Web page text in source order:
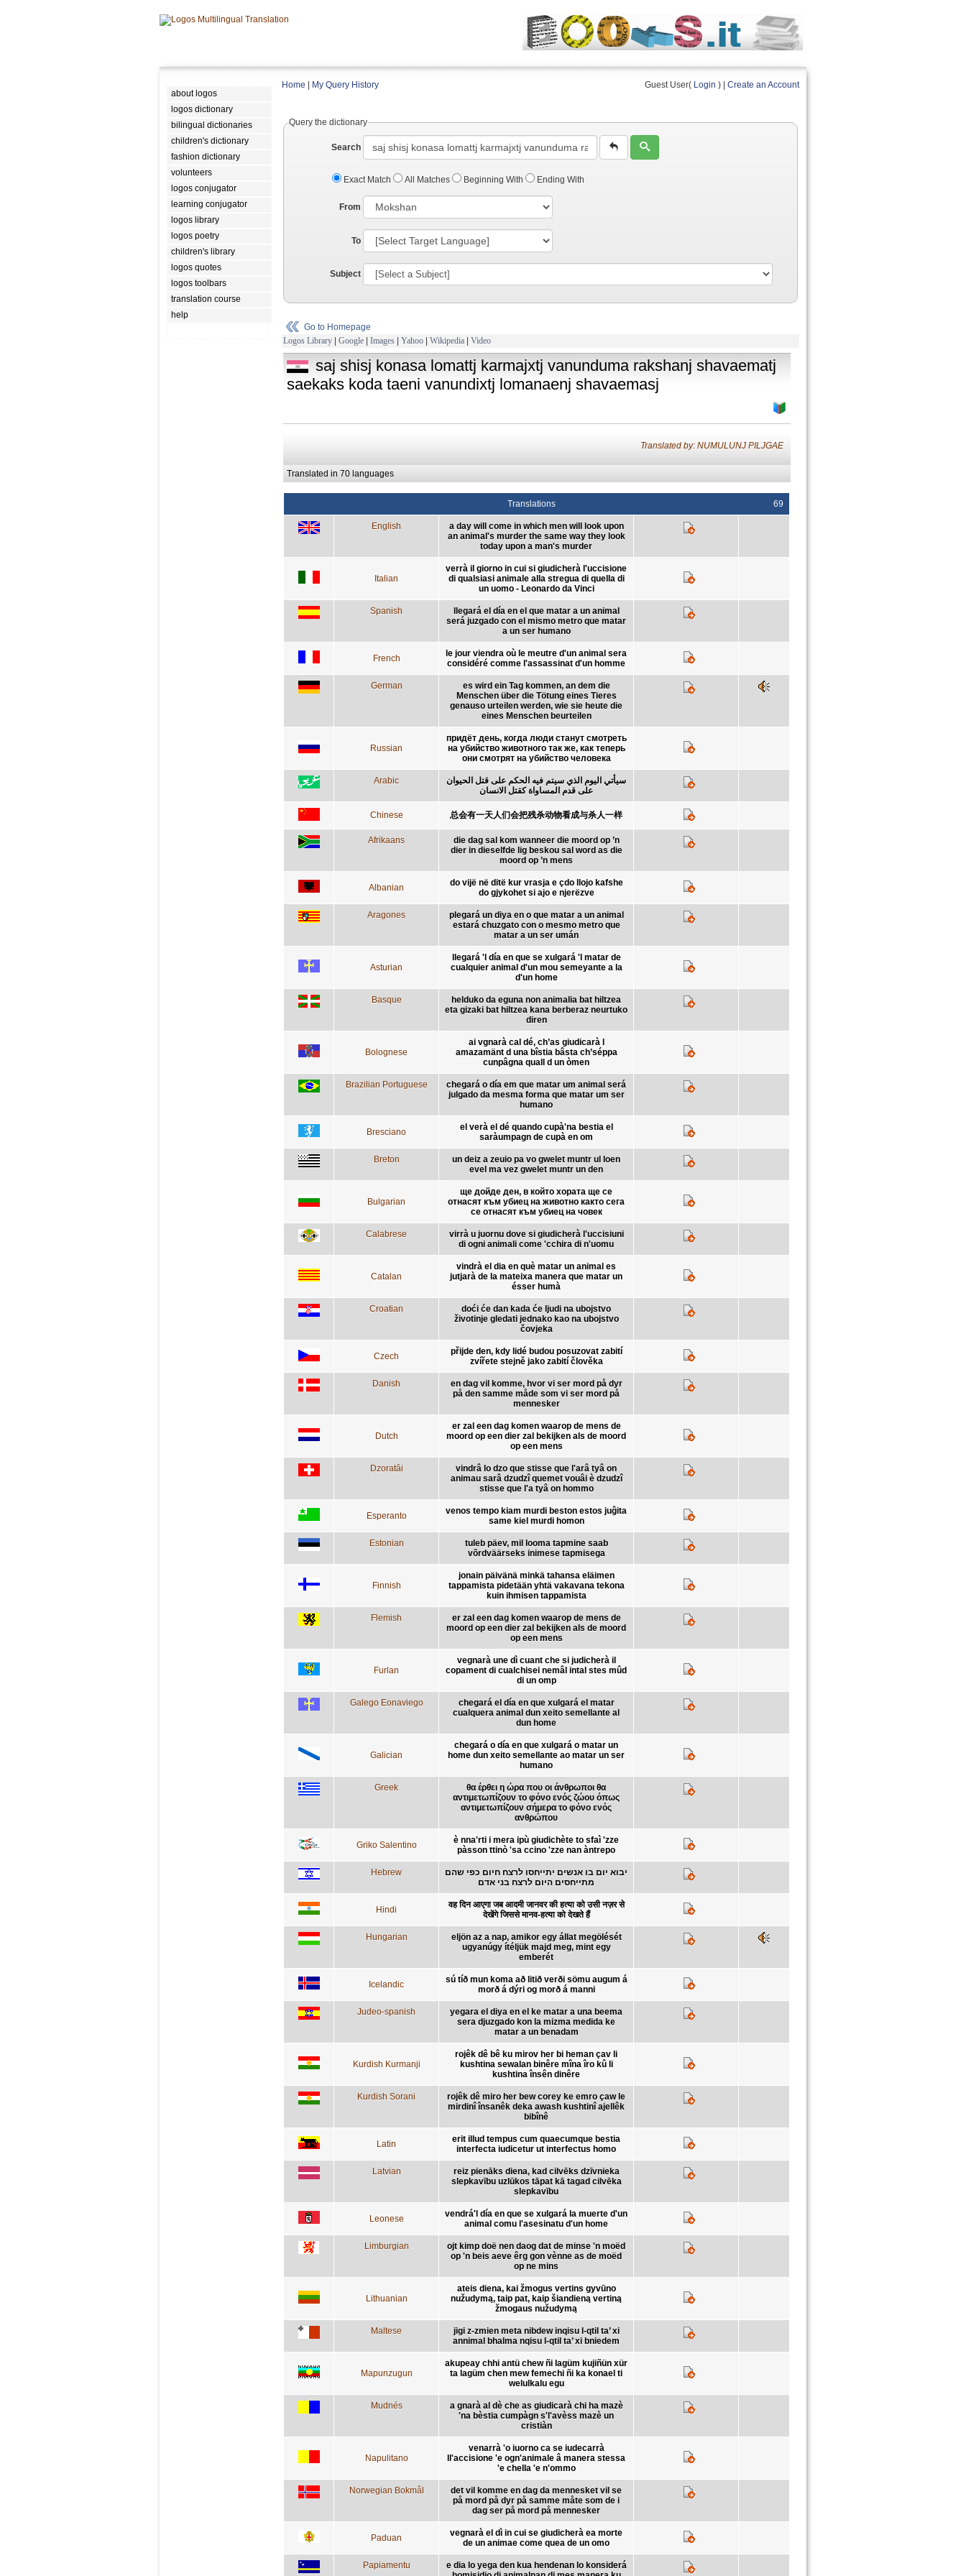
about logos
logos dictionary
bilingual dictionaries
children's dictionary
fashion dictionary
volunteers
logos conjugator
learning conjugator
logos library
logos poetry
children's library
logos quotes
logos toolbars
translation course
help
Home My Query History Guest User( Login ) | Create an Account
Query the dictionary
Search
Exact Match All Matches Beginning With Ending With
From
To
Subject
Go to Homepage
Logos Library | Google | Images | Yahoo | Wikipedia | Video
saj shisj konasa lomattj karmajxtj vanunduma rakshanj shavaematj
saekaks koda taeni vanundixtj lomanaenj shavaemasj
Translated by: NUMULUNJ PILJGAE
Translated in 70 languages
Translations 69
English
a day will come in which men will look upon
an animal's murder the same way they look
today upon a man's murder
Italian
verrà il giorno in cui si giudicherà l'uccisione
di qualsiasi animale alla stregua di quella di
un uomo - Leonardo da Vinci
Spanish
llegará el día en el que matar a un animal
será juzgado con el mismo metro que matar
a un ser humano
French
le jour viendra où le meutre d'un animal sera
considéré comme l'assassinat d'un homme
German
es wird ein Tag kommen, an dem die
Menschen über die Tötung eines Tieres
genauso urteilen werden, wie sie heute die
eines Menschen beurteilen
Russian
придёт день, когда люди станут смотреть
на убийство животного так же, как теперь
они смотрят на убийство человека
Arabic
سيأتي اليوم الذي سيتم فيه الحكم على قتل الحيوان
على قدم المساواة كقتل الانسان
Chinese 总会有一天人们会把残杀动物看成与杀人一样
Afrikaans
die dag sal kom wanneer die moord op ’n
dier in dieselfde lig beskou sal word as die
moord op ’n mens
Albanian
do vijë në ditë kur vrasja e çdo llojo kafshe
do gjykohet si ajo e njerëzve
Aragones
plegará un diya en o que matar a un animal
estará chuzgato con o mesmo metro que
matar a un ser umán
Asturian
llegará 'l día en que se xulgará 'l matar de
cualquier animal d'un mou semeyante a la
d'un home
Basque
helduko da eguna non animalia bat hiltzea
eta gizaki bat hiltzea kana berberaz neurtuko
diren
Bolognese
ai vgnarà cal dé, ch’as giudicarà l
amazamänt d una bîstia bâsta ch’séppa
cunpâgna quall d un òmen
Brazilian Portuguese
chegará o día em que matar um animal será
julgado da mesma forma que matar um ser
humano
Bresciano
el verà el dé quando cupà'na bestia el
saràumpagn de cupà en om
Breton
un deiz a zeuio pa vo gwelet muntr ul loen
evel ma vez gwelet muntr un den
Bulgarian
ще дойде ден, в който хората ще се
отнасят към убиец на животно както сега
се отнасят към убиец на човек
Calabrese
virrà u juornu dove si giudicherà l'uccisiuni
di ogni animali come 'cchira di n'uomu
Catalan
vindrà el dia en què matar un animal es
jutjarà de la mateixa manera que matar un
ésser humà
Croatian
doći će dan kada će ljudi na ubojstvo
životinje gledati jednako kao na ubojstvo
čovjeka
Czech
přijde den, kdy lidé budou posuzovat zabití
zvířete stejně jako zabití člověka
Danish
en dag vil komme, hvor vi ser mord på dyr
på den samme måde som vi ser mord på
mennesker
Dutch
er zal een dag komen waarop de mens de
moord op een dier zal bekijken als de moord
op een mens
Dzoratâi
vindrâ lo dzo que stisse que l'arâ tyâ on
animau sarâ dzudzî quemet vouâi è dzudzî
stisse que l'a tyâ on hommo
Esperanto
venos tempo kiam murdi beston estos juĝita
same kiel murdi homon
Estonian
tuleb päev, mil looma tapmine saab
võrdväärseks inimese tapmisega
Finnish
jonain päivänä minkä tahansa eläimen
tappamista pidetään yhtä vakavana tekona
kuin ihmisen tappamista
Flemish
er zal een dag komen waarop de mens de
moord op een dier zal bekijken als de moord
op een mens
Furlan
vegnarà une dì cuant che si judicherà il
copament di cualchisei nemâl intal stes mûd
di un omp
Galego Eonaviego
chegará el día en que xulgará el matar
cualquera animal dun xeito semellante al
dun home
Galician
chegará o día en que xulgará o matar un
home dun xeito semellante ao matar un ser
humano
Greek
θα έρθει η ώρα που οι άνθρωποι θα
αντιμετωπίζουν το φόνο ενός ζώου όπως
αντιμετωπίζουν σήμερα το φόνο ενός
ανθρώπου
Griko Salentino
è nna'rti i mera ipù giudichète to sfaì 'zze
pàsson ttinò 'sa ccino 'zze nan àntrepo
Hebrew
יבוא יום בו אנשים יתייחסו לרצח חיום כפי שהם
מתייחסים היום לרצח בני אדם
Hindi
वह दिन आएगा जब आदमी जानवर की हत्या को उसी नज़र से
देखेंगे जिससे मानव-हत्या को देखते हैं
Hungarian
eljön az a nap, amikor egy állat megölését
ugyanúgy ítéljük majd meg, mint egy
emberét
Icelandic
sú tíð mun koma að litið verði sömu augum á
morð á dýri og morð á manni
Judeo-spanish
yegara el diya en el ke matar a una beema
sera djuzgado kon la mizma medida ke
matar a un benadam
Kurdish Kurmanji
rojêk dê bê ku mirov her bi heman çav li
kushtina sewalan binêre mîna îro kû li
kushtina însên dinêre
Kurdish Sorani
rojêk dê miro her bew corey ke emro çaw le
mirdinî însanêk deka awash kushtinî ajellêk
bibînê
Latin
erit illud tempus cum quaecumque bestia
interfecta iudicetur ut interfectus homo
Latvian
reiz pienāks diena, kad cilvēks dzīvnieka
slepkavību uzlūkos tāpat kā tagad cilvēka
slepkavību
Leonese
vendrá'l día en que se xulgará la muerte d'un
animal comu l'asesinatu d'un home
Limburgian
ojt kimp doë nen daog dat de minse 'n moëd
op 'n beis aeve êrg gon vènne as de moëd
op ne mins
Lithuanian
ateis diena, kai žmogus vertins gyvūno
nužudymą, taip pat, kaip šiandieną vertiną
žmogaus nužudymą
Maltese
jigi z-zmien meta nibdew inqisu l-qtil ta’ xi
annimal bhalma nqisu l-qtil ta’ xi bniedem
Mapunzugun
akupeay chhi antü chew ñi lagüm kujiñün xür
ta lagüm chen mew femechi ñi ka konael ti
welulkalu egu
Mudnés
a gnarà al dè che as giudicarà chi ha mazè
'na bèstia cumpàgn s'l'avèss mazè un
cristiàn
Napulitano
venarrà 'o iuorno ca se iudecarrà
ll'accisione 'e ogn'animale â manera stessa
'e chella 'e n'ommo
Norwegian Bokmål
det vil komme en dag da mennesket vil se
på mord på dyr på samme måte som de i
dag ser på mord på mennesker
Paduan
vegnarà el dì in cui se giudicherà ea morte
de un animae come quea de un omo
Papiamentu
e dia lo yega den kua hendenan lo konsiderá